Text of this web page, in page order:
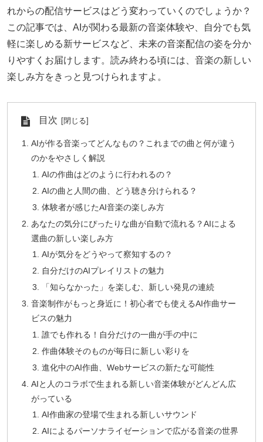
れからの配信サービスはどう変わっていくのでしょうか？
この記事では、AIが関わる最新の音楽体験や、自分でも気
軽に楽しめる新サービスなど、未来の音楽配信の姿を分か
りやすくお届けします。読み終わる頃には、音楽の新しい
楽しみ方をきっと見つけられますよ。
目次
AIが作る音楽ってどんなもの？これまでの曲と何が違う
のかをやさしく解説
AIの作曲はどのように行われるの？
AIの曲と人間の曲、どう聴き分けられる？
体験者が感じたAI音楽の楽しみ方
あなたの気分にぴったりな曲が自動で流れる？AIによる
選曲の新しい楽しみ方
AIが気分をどうやって察知するの？
自分だけのAIプレイリストの魅力
「知らなかった」を楽しむ、新しい発見の連続
音楽制作がもっと身近に！初心者でも使えるAI作曲サー
ビスの魅力
誰でも作れる！自分だけの一曲が手の中に
作曲体験そのものが毎日に新しい彩りを
進化中のAI作曲、Webサービスの新たな可能性
AIと人のコラボで生まれる新しい音楽体験がどんどん広
がっている
AI作曲家の登場で生まれる新しいサウンド
AIによるパーソナライゼーションで広がる音楽の世界